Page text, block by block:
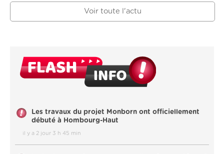
Voir toute l'actu
Les travaux du projet Monborn ont officiellement
débuté à Hombourg-Haut
il y a 2 jour 3 h 45 min